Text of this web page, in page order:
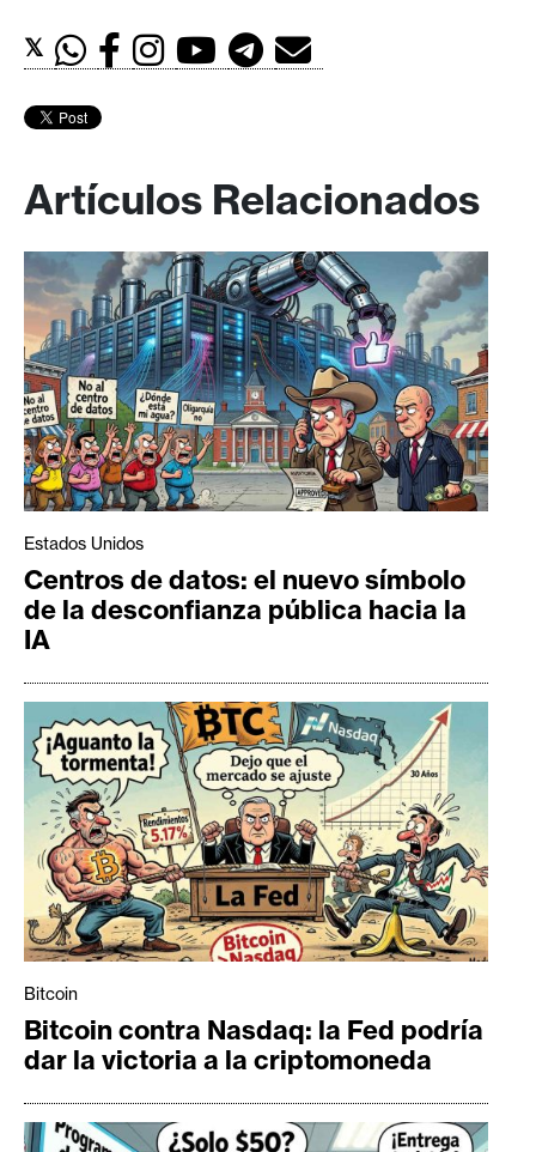
𝕏
Artículos Relacionados
Estados Unidos
Centros de datos: el nuevo símbolo
de la desconfianza pública hacia la
IA
Bitcoin
Bitcoin contra Nasdaq: la Fed podría
dar la victoria a la criptomoneda